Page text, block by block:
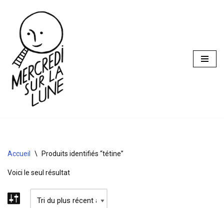
Aller
contenu
Accueil \ Produits identifiés “tétine”
Voici le seul résultat